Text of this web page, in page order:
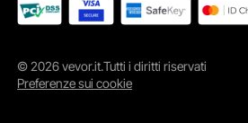
© 2026 vevor.it.Tutti i diritti riservati
Preferenze sui cookie